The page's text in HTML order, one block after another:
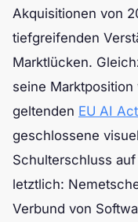
Akquisitionen von
tiefgreifenden
Marktlücken.
seine
geltenden EU AI
geschlossene
Schulterschluss
letztlich:
Verbund von